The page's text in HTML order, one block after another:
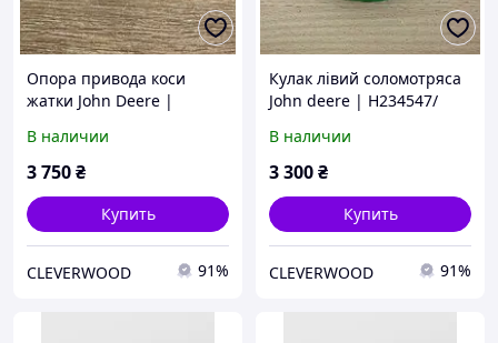
Опора привода коси
жатки John Deere |
16/AH205882
В наличии
3 750₴
Купить
CLEVERWOOD 91%
Кулак лівий соломотряса
John deere | H234547/
В наличии
3 300₴
Купить
CLEVERWOOD 91%